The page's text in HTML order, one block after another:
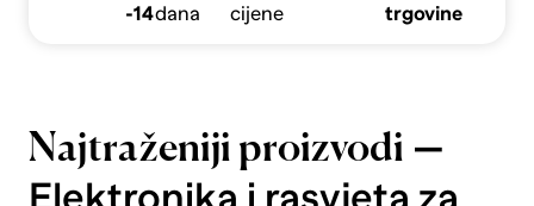
-14dana
cijene
trgovine
Najtraženiji proizvodi —